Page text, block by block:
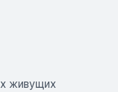
живущих